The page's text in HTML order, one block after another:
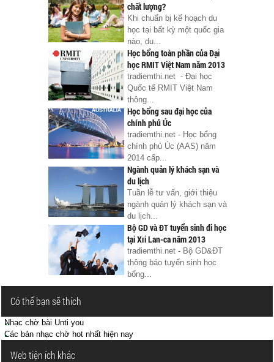
chất lượng?
Khi chuẩn bị kế hoạch du
học tại bất kỳ một quốc gia
nào, du...
Học bổng toàn phần của Đại
học RMIT Việt Nam năm 2013
tradiemthi.net - Đại học
Quốc tế RMIT Việt Nam
thông...
Học bổng sau đại học của
chính phủ Úc
tradiemthi.net - Học bổng
chính phủ Úc (AAS) năm
2014 cấp...
Ngành quản lý khách sạn và
du lịch
Tuần lễ tư vấn, giới thiệu
ngành quản lý khách sạn và
du lịch...
Bộ GD và ĐT tuyển sinh đi học
tại Xri Lan-ca năm 2013
tradiemthi.net - Bộ GD&ĐT
thông báo tuyển sinh học
bổng...
Có thể bạn sẽ thích
Nhạc chờ bài Unti you
Các bản nhạc chờ hot nhất hiện nay
Web tiện ích khác